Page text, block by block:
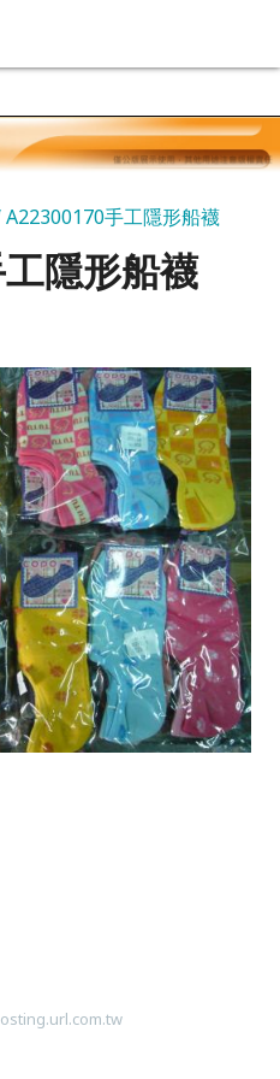
A22300170手工隱形船襪
隱形船襪